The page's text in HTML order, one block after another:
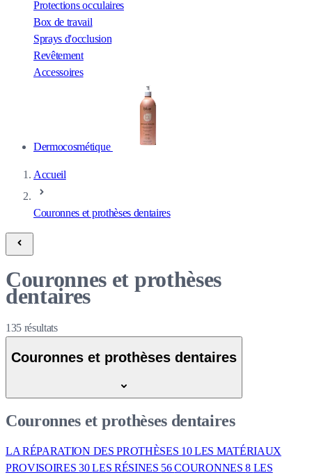
Protections occulaires
Box de travail
Sprays d'occlusion
Revêtement
Accessoires
Dermocosmétique
Accueil
Couronnes et prothèses dentaires
Couronnes et prothèses
dentaires
135 résultats
Couronnes et prothèses dentaires
Couronnes et prothèses dentaires
LA RÉPARATION DES PROTHÈSES 10LES MATÉRIAUX
PROVISOIRES30LES RÉSINES 56COURONNES8 LES